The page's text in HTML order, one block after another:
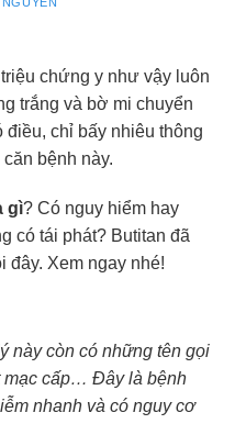
chứng y như vậy luôn
trắng và bờ mi chuyển
điều, chỉ bấy nhiêu thông
bệnh này.
gì? Có nguy hiểm hay
có tái phát? Butitan đã
đây. Xem ngay nhé!
này còn có những tên gọi
mạc cấp… Đây là bệnh
nhanh và có nguy cơ